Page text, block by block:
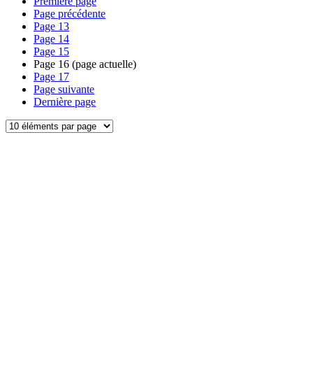
Page précédente
Page 13
Page 14
Page 15
Page 16 (page actuelle)
Page 17
Page suivante
Dernière page